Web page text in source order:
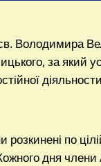
Володимира
за який
по
дня